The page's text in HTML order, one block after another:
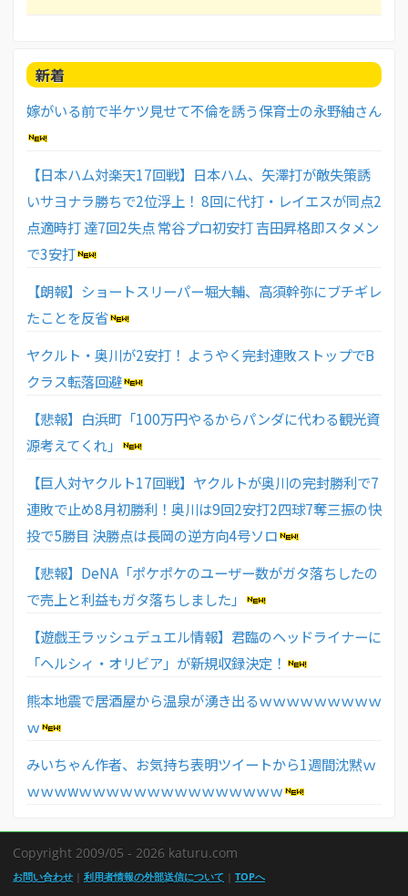
新着
嫁がいる前で半ケツ見せて不倫を誘う保育士の永野紬さん
【日本ハム対楽天17回戦】日本ハム、矢澤打が敵失策誘
いサヨナラ勝ちで2位浮上！ 8回に代打・レイエスが同点2
点適時打 達7回2失点 常谷プロ初安打 吉田昇格即スタメン
で3安打
【朗報】ショートスリーパー堀大輔、高須幹弥にブチギレ
たことを反省
ヤクルト・奥川が2安打！ ようやく完封連敗ストップでB
クラス転落回避
【悲報】白浜町「100万円やるからパンダに代わる観光資
源考えてくれ」
【巨人対ヤクルト17回戦】ヤクルトが奥川の完封勝利で7
連敗で止め8月初勝利！奥川は9回2安打2四球7奪三振の快
投で5勝目 決勝点は長岡の逆方向4号ソロ
【悲報】DeNA「ポケポケのユーザー数がガタ落ちしたの
で売上と利益もガタ落ちしました」
【遊戯王ラッシュデュエル情報】君臨のヘッドライナーに
「ヘルシィ・オリビア」が新規収録決定！
熊本地震で居酒屋から温泉が湧き出るｗｗｗｗｗｗｗｗｗ
ｗ
みいちゃん作者、お気持ち表明ツイートから1週間沈黙ｗ
ｗｗｗwｗｗｗｗｗｗｗｗｗｗｗｗｗｗｗ
Copyright 2009/05 - 2026 katuru.com
お問い合わせ | 利用者情報の外部送信について | TOPへ